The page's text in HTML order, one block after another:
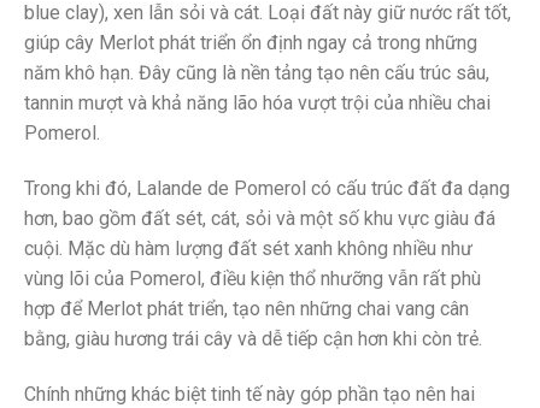
blue clay), xen lẫn sỏi và cát. Loại đất này giữ nước rất tốt,
giúp cây Merlot phát triển ổn định ngay cả trong những
năm khô hạn. Đây cũng là nền tảng tạo nên cấu trúc sâu,
tannin mượt và khả năng lão hóa vượt trội của nhiều chai
Pomerol.
Trong khi đó, Lalande de Pomerol có cấu trúc đất đa dạng
hơn, bao gồm đất sét, cát, sỏi và một số khu vực giàu đá
cuội. Mặc dù hàm lượng đất sét xanh không nhiều như
vùng lõi của Pomerol, điều kiện thổ nhưỡng vẫn rất phù
hợp để Merlot phát triển, tạo nên những chai vang cân
bằng, giàu hương trái cây và dễ tiếp cận hơn khi còn trẻ.
Chính những khác biệt tinh tế này góp phần tạo nên hai